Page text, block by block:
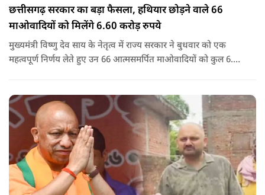
छत्तीसगढ़ सरकार का बड़ा फैसला, हथियार छोड़ने वाले 66
माओवादियों को मिलेंगे 6.60 करोड़ रुपये
मुख्यमंत्री विष्णु देव साय के नेतृत्व में राज्य सरकार ने बुधवार को एक
महत्वपूर्ण निर्णय लेते हुए उन 66 आत्मसमर्पित माओवादियों को कुल 6.60